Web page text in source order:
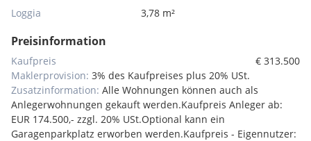
Loggia 3,78 m²
Preisinformation
Kaufpreis
€ 313.500
Maklerprovision: 3% des Kaufpreises plus 20% USt.
Zusatzinformation: Alle Wohnungen können auch als
Anlegerwohnungen gekauft werden.Kaufpreis Anleger ab:
EUR 174.500,- zzgl. 20% USt.Optional kann ein
Garagenparkplatz erworben werden.Kaufpreis - Eigennutzer: